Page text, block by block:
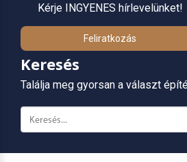
Kérje INGYENES hírlevelünket!
Feliratkozás
Keresés
Találja meg gyorsan a választ